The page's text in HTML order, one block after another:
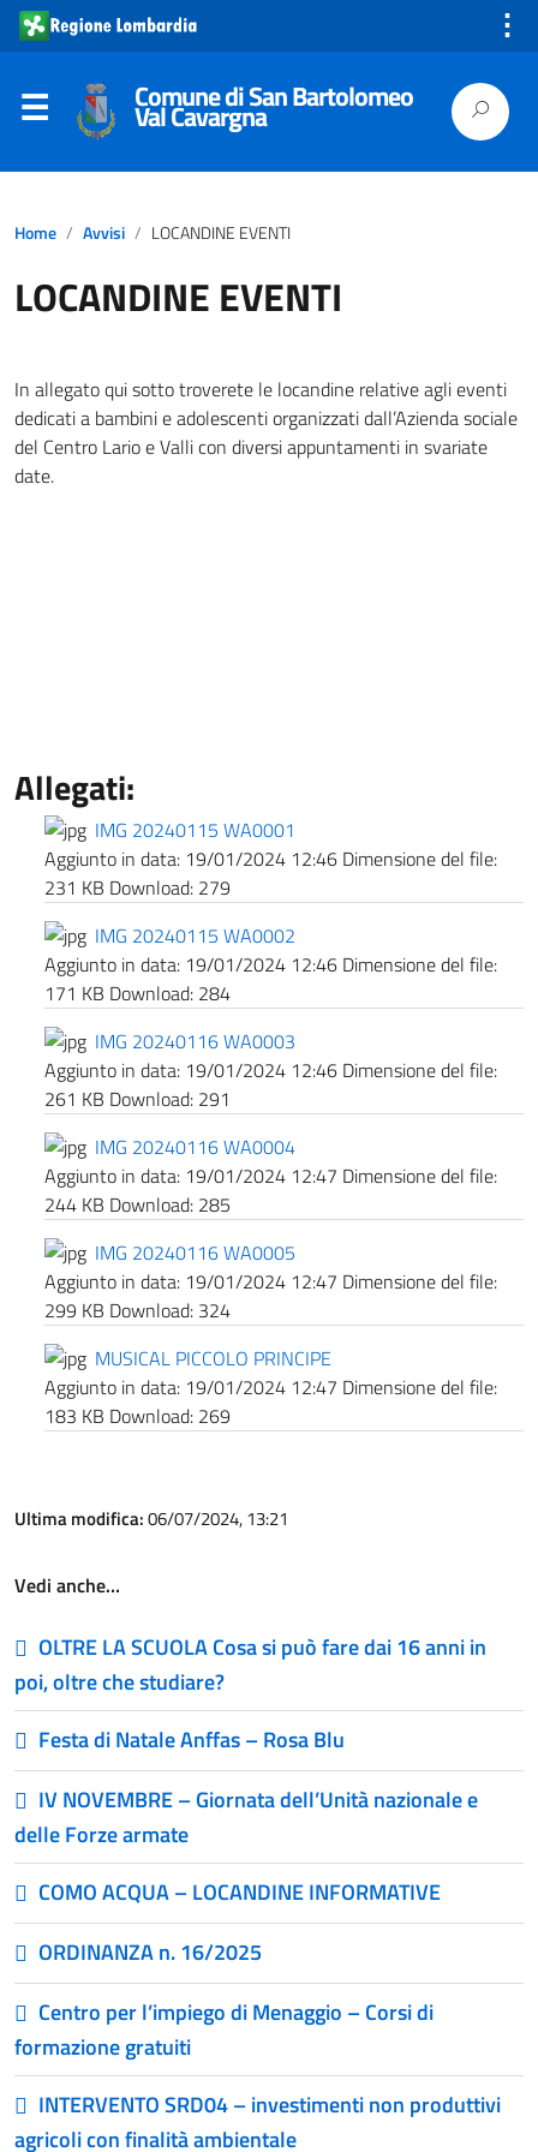
⋮
Comune di San Bartolomeo
Val Cavargna
Home Avvisi LOCANDINE EVENTI
LOCANDINE EVENTI
In allegato qui sotto troverete le locandine relative agli eventi
dedicati a bambini e adolescenti organizzati dall’Azienda sociale
del Centro Lario e Valli con diversi appuntamenti in svariate
date.
Allegati:
IMG 20240115 WA0001
Aggiunto in data: 19/01/2024 12:46 Dimensione del file:
231 KB Download: 279
IMG 20240115 WA0002
Aggiunto in data: 19/01/2024 12:46 Dimensione del file:
171 KB Download: 284
IMG 20240116 WA0003
Aggiunto in data: 19/01/2024 12:46 Dimensione del file:
261 KB Download: 291
IMG 20240116 WA0004
Aggiunto in data: 19/01/2024 12:47 Dimensione del file:
244 KB Download: 285
IMG 20240116 WA0005
Aggiunto in data: 19/01/2024 12:47 Dimensione del file:
299 KB Download: 324
MUSICAL PICCOLO PRINCIPE
Aggiunto in data: 19/01/2024 12:47 Dimensione del file:
183 KB Download: 269
Ultima modifica:06/07/2024, 13:21
Vedi anche…
OLTRE LA SCUOLA Cosa si può fare dai 16 anni in
poi, oltre che studiare?
Festa di Natale Anffas – Rosa Blu
IV NOVEMBRE – Giornata dell’Unità nazionale e
delle Forze armate
COMO ACQUA – LOCANDINE INFORMATIVE
ORDINANZA n. 16/2025
Centro per l’impiego di Menaggio – Corsi di
formazione gratuiti
INTERVENTO SRD04 – investimenti non produttivi
agricoli con finalità ambientale